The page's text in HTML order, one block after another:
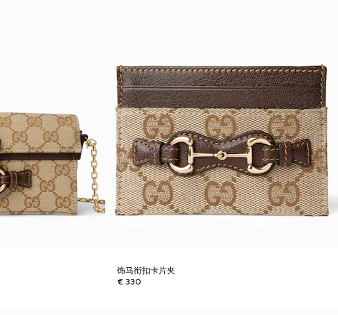
饰马衔扣卡片夹
€ 330